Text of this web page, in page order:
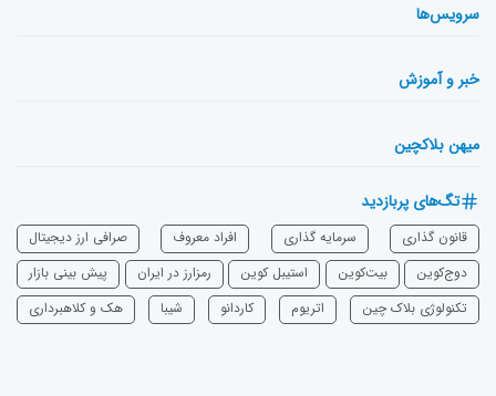
سرویس‌ها
خبر و آموزش
میهن بلاکچین
تگ‌های پربازدید
قانون گذاری سرمایه‌ گذاری افراد معروف
صرافی ارز دیجیتال
دوج‌کوین
بیت‌کوین استیبل کوین رمزارز در ایران
پیش بینی بازار
تکنولوژی بلاک چین
اتریوم ‌کاردانو شیبا هک و کلاهبرداری